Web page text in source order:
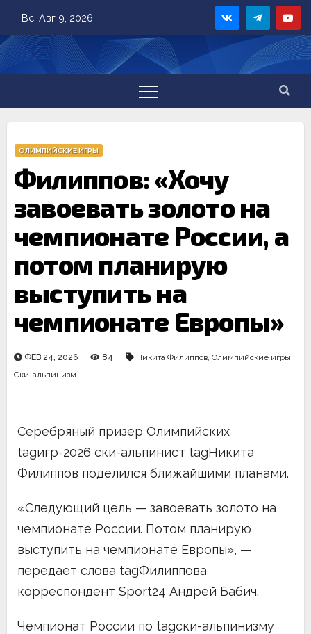
content
Вс. Авг 9, 2026
ОЛИМПИЙСКИЕ ИГРЫ
Филиппов: «Хочу
завоевать золото на
чемпионате России, а
потом планирую
выступить на
чемпионате Европы»
ФЕВ 24, 2026 84 Никита Филиппов, Олимпийские игры,
Ски-альпинизм
Серебряный призер Олимпийских
tagигр-2026 ски-альпинист tagНикита
Филиппов поделился ближайшими планами.
«Следующий цель — завоевать золото на
чемпионате России. Потом планирую
выступить на чемпионате Европы», —
передает слова tagФилиппова
корреспондент Sport24 Андрей Бабич.
Чемпионат России по tagски-альпинизму